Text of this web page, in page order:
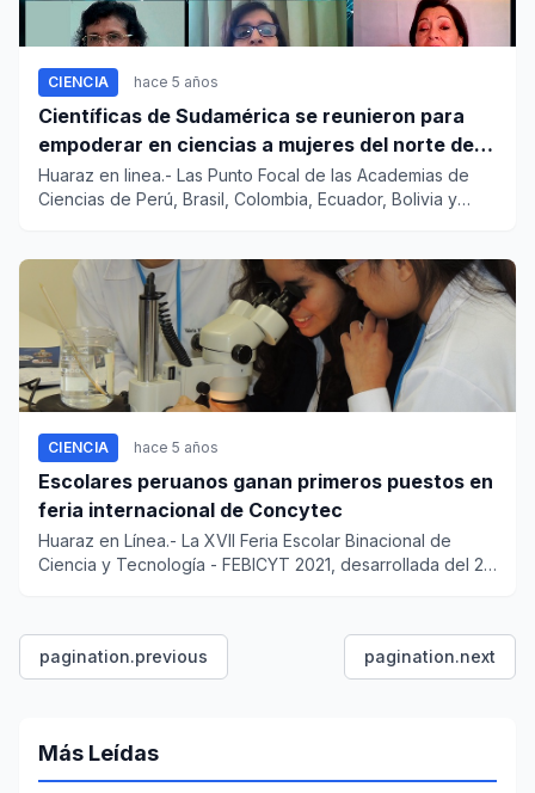
CIENCIA hace 5 años
Científicas de Sudamérica se reunieron para
empoderar en ciencias a mujeres del norte del
Perú
Huaraz en linea.- Las Punto Focal de las Academias de
Ciencias de Perú, Brasil, Colombia, Ecuador, Bolivia y
CIENCIA hace 5 años
Escolares peruanos ganan primeros puestos en
feria internacional de Concytec
Huaraz en Línea.- La XVII Feria Escolar Binacional de
Ciencia y Tecnología - FEBICYT 2021, desarrollada del 21
pagination.previous pagination.next
Más Leídas